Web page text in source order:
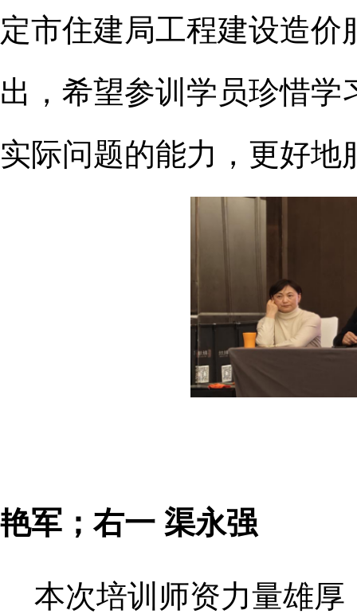
定市住建局工程建设造
出，希望参训学员珍惜
实际问题的能力，更好地
艳军；右一 渠永强
本次培训师资力量雄